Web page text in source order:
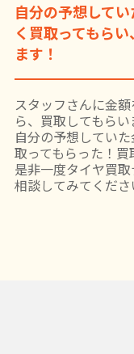
自分の予想して
く買取ってもら
ます！
スタッフさんに金
ら、買取してもらい
自分の予想してい
取ってもらった！買
是非一度タイヤ買
相談してみてくださ